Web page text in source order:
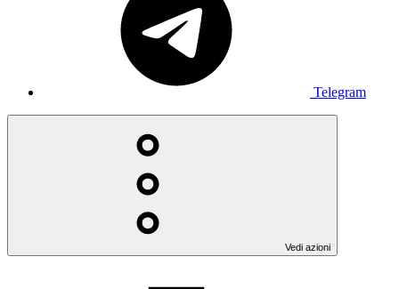
Telegram
Vedi azioni